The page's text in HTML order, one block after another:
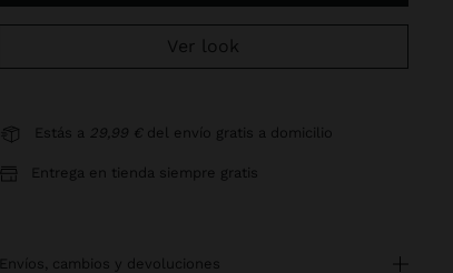
Ver look
Estás a 29,99 € del envío gratis a domicilio
Entrega en tienda siempre gratis
envíos, cambios y devoluciones